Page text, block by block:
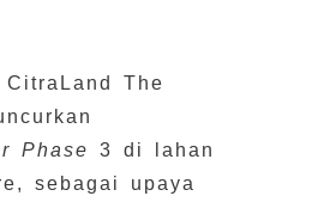
CitraLand The
Phase
3 di lahan
sebagai upaya